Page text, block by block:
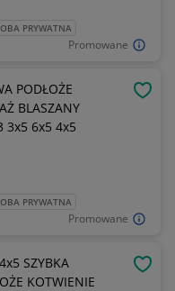
Promowane
PRYWATNA
Promowane
PODŁOŻE
BLASZANY
3x5 6x5 4x5
PRYWATNA
SZYBKA
KOTWIENIE